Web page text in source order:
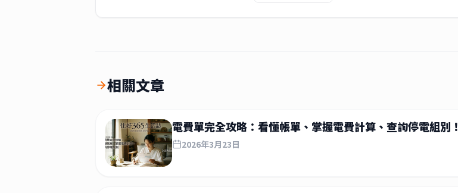
相關文章
電費單完全攻略：看懂帳單、掌握電費計算、查詢停電組別！
2026年3月23日